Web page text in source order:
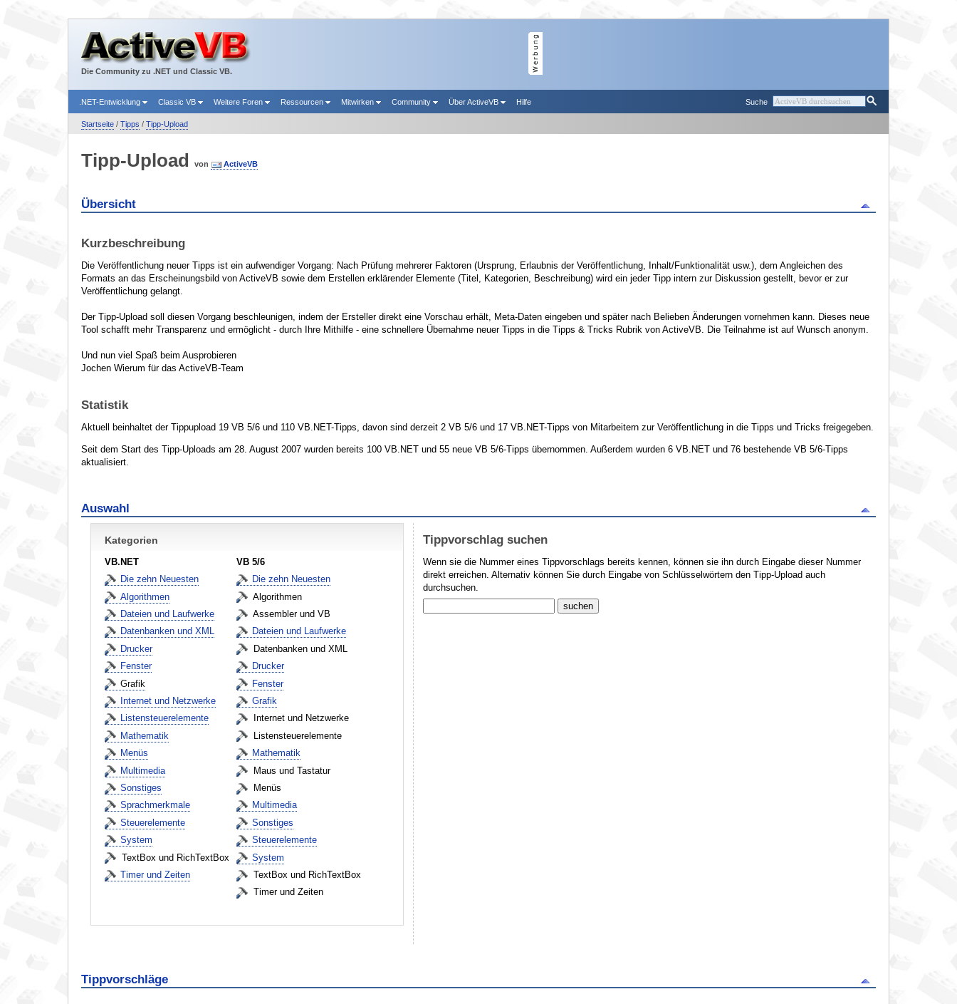
Die Community zu .NET und Classic VB.
Suche
.NET-Entwicklung Classic VB Weitere Foren Ressourcen Mitwirken Community Über ActiveVB Hilfe
Startseite/ Tipps / Tipp-Upload
Tipp-Upload von ActiveVB
Übersicht
Kurzbeschreibung
Die Veröffentlichung neuer Tipps ist ein aufwendiger Vorgang: Nach Prüfung mehrerer Faktoren (Ursprung, Erlaubnis der Veröffentlichung, Inhalt/Funktionalität usw.), dem Angleichen des
Formats an das Erscheinungsbild von ActiveVB sowie dem Erstellen erklärender Elemente (Titel, Kategorien, Beschreibung) wird ein jeder Tipp intern zur Diskussion gestellt, bevor er zur
Veröffentlichung gelangt.
Der Tipp-Upload soll diesen Vorgang beschleunigen, indem der Ersteller direkt eine Vorschau erhält, Meta-Daten eingeben und später nach Belieben Änderungen vornehmen kann. Dieses neue
Tool schafft mehr Transparenz und ermöglicht - durch Ihre Mithilfe - eine schnellere Übernahme neuer Tipps in die Tipps & Tricks Rubrik von ActiveVB. Die Teilnahme ist auf Wunsch anonym.
Und nun viel Spaß beim Ausprobieren
Jochen Wierum für das ActiveVB-Team
Statistik
Aktuell beinhaltet der Tippupload 19 VB 5/6 und 110 VB.NET-Tipps, davon sind derzeit 2 VB 5/6 und 17 VB.NET-Tipps von Mitarbeitern zur Veröffentlichung in die Tipps und Tricks freigegeben.
Seit dem Start des Tipp-Uploads am 28. August 2007 wurden bereits 100 VB.NET und 55 neue VB 5/6-Tipps übernommen. Außerdem wurden 6 VB.NET und 76 bestehende VB 5/6-Tipps
aktualisiert.
Auswahl
Kategorien
VB.NET
Die zehn Neuesten
Algorithmen
Dateien und Laufwerke
Datenbanken und XML
Drucker
Fenster
Grafik
Internet und Netzwerke
Listensteuerelemente
Mathematik
Menüs
Multimedia
Sonstiges
Sprachmerkmale
Steuerelemente
System
TextBox und RichTextBox
Timer und Zeiten
VB 5/6
Die zehn Neuesten
Algorithmen
Assembler und VB
Dateien und Laufwerke
Datenbanken und XML
Drucker
Fenster
Grafik
Internet und Netzwerke
Listensteuerelemente
Mathematik
Maus und Tastatur
Menüs
Multimedia
Sonstiges
Steuerelemente
System
TextBox und RichTextBox
Timer und Zeiten
Tippvorschlag suchen
Wenn sie die Nummer eines Tippvorschlags bereits kennen, können sie ihn durch Eingabe dieser Nummer
direkt erreichen. Alternativ können Sie durch Eingabe von Schlüsselwörtern den Tipp-Upload auch
durchsuchen.
Tippvorschläge